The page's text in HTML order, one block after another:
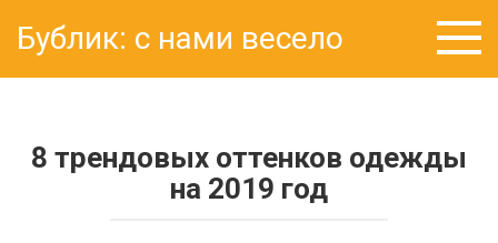
контенту
Бублик: с нами весело
8 трендовых оттенков одежды
на 2019 год